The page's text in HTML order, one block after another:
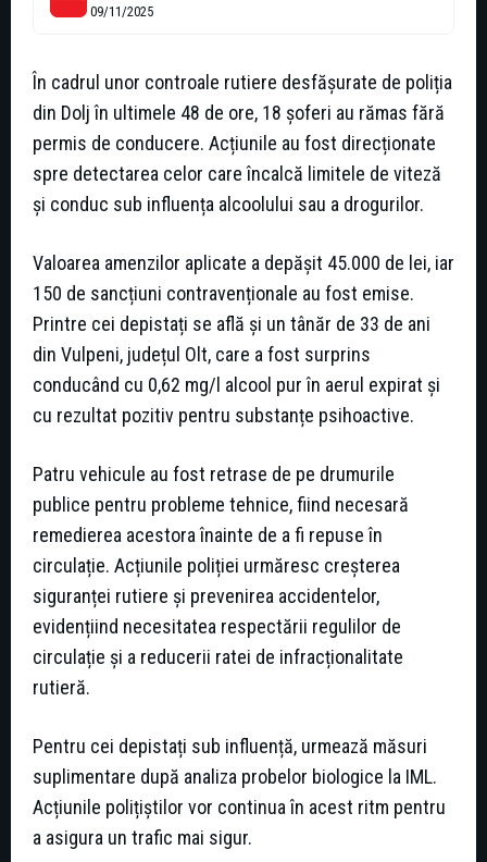
09/11/2025
În cadrul unor controale rutiere desfășurate de poliția
din Dolj în ultimele 48 de ore, 18 șoferi au rămas fără
permis de conducere. Acțiunile au fost direcționate
spre detectarea celor care încalcă limitele de viteză
și conduc sub influența alcoolului sau a drogurilor.
Valoarea amenzilor aplicate a depășit 45.000 de lei, iar
150 de sancțiuni contravenționale au fost emise.
Printre cei depistați se află și un tânăr de 33 de ani
din Vulpeni, județul Olt, care a fost surprins
conducând cu 0,62 mg/l alcool pur în aerul expirat și
cu rezultat pozitiv pentru substanțe psihoactive.
Patru vehicule au fost retrase de pe drumurile
publice pentru probleme tehnice, fiind necesară
remedierea acestora înainte de a fi repuse în
circulație. Acțiunile poliției urmăresc creșterea
siguranței rutiere și prevenirea accidentelor,
evidențiind necesitatea respectării regulilor de
circulație și a reducerii ratei de infracționalitate
rutieră.
Pentru cei depistați sub influență, urmează măsuri
suplimentare după analiza probelor biologice la IML.
Acțiunile polițiștilor vor continua în acest ritm pentru
a asigura un trafic mai sigur.